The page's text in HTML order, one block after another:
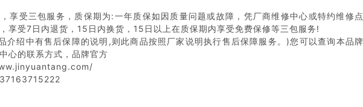
享受三包服务，质保期为:一年质保如因质量问题或故障，凭厂商维修中心或特约维修点
享受7日内退货，15日内换货，15日以上在质保期内享受免费保修等三包服务!
介绍中有售后保障的说明,则此商品按照厂家说明执行售后保障服务。)您可以查询本品牌
心的联系方式，品牌官方